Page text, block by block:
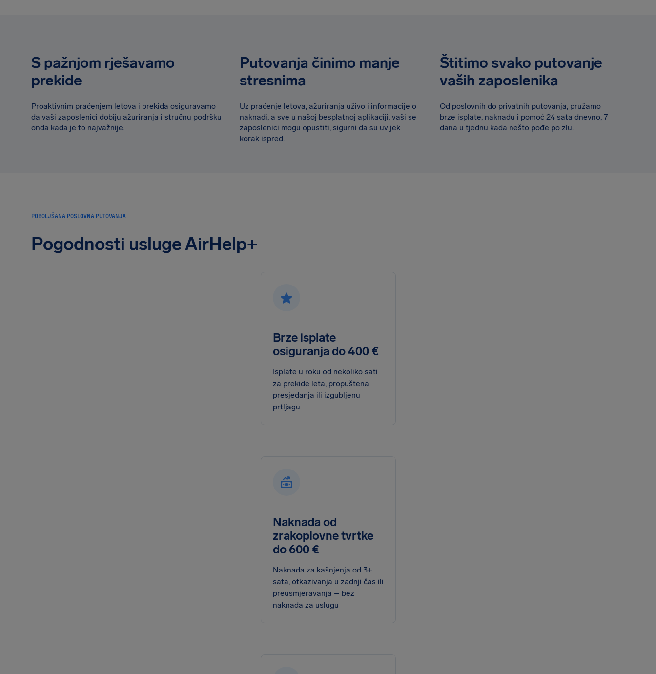
S pažnjom rješavamo
prekide
Proaktivnim praćenjem letova i prekida osiguravamo
da vaši zaposlenici dobiju ažuriranja i stručnu podršku
onda kada je to najvažnije.
Putovanja činimo manje
stresnima
Uz praćenje letova, ažuriranja uživo i informacije o
naknadi, a sve u našoj besplatnoj aplikaciji, vaši se
zaposlenici mogu opustiti, sigurni da su uvijek
korak ispred.
Štitimo svako putovanje
vaših zaposlenika
Od poslovnih do privatnih putovanja, pružamo
brze isplate, naknadu i pomoć 24 sata dnevno, 7
dana u tjednu kada nešto pođe po zlu.
POBOLJŠANA POSLOVNA PUTOVANJA
Pogodnosti usluge AirHelp+
Brze isplate
osiguranja do 400 €
Isplate u roku od nekoliko sati
za prekide leta, propuštena
presjedanja ili izgubljenu
prtljagu
Naknada od
zrakoplovne tvrtke
do 600 €
Naknada za kašnjenja od 3+
sata, otkazivanja u zadnji čas ili
preusmjeravanja – bez
naknada za uslugu